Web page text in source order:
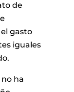
de
gasto
iguales
ha